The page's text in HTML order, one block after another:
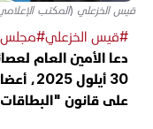
قيس الخزعلي (المكتب
#قيس الخزعلي#مجلس
دعا الأمين العام
30
على قانون "البطاقات